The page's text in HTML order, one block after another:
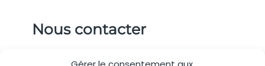
Nous contacter